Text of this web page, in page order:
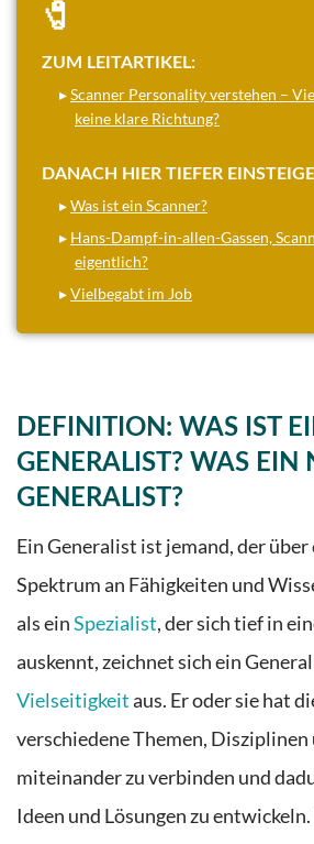
🧷
ZUM LEITARTIKEL:
▸Scanner Personality verstehen –
keine klare Richtung?
DANACH HIER TIEFER
▸Was ist ein Scanner?
▸ Hans-Dampf-in-allen-Gassen,
eigentlich?
▸Vielbegabt im Job
DEFINITION: WAS IST
GENERALIST? WAS EIN
GENERALIST?
Ein Generalist ist jemand, der
Spektrum an Fähigkeiten und
als einSpezialist, der sich tief in
auskennt, zeichnet sich ein
Vielseitigkeitaus. Er oder sie hat
verschiedene Themen,
miteinander zu verbinden und
Ideen und Lösungen zu